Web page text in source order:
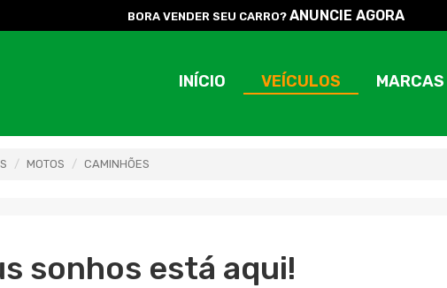
BORA VENDER SEU CARRO? ANUNCIE AGORA
INÍCIO VEÍCULOS MARCAS
MOTOS CAMINHÕES
sonhos está aqui!